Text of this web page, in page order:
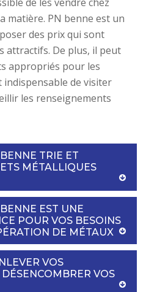
matière. PN benne est un
des prix qui sont
attractifs. De plus, il peut
appropriés pour les
indispensable de visiter
les renseignements
TRIE ET
MÉTALLIQUES
EST UNE
POUR VOS BESOINS
DE MÉTAUX
VOS
VOS